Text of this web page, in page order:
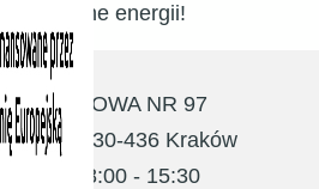
pełne energii!
NR 97
10, 30-436 Kraków
: 8:00 - 15:30